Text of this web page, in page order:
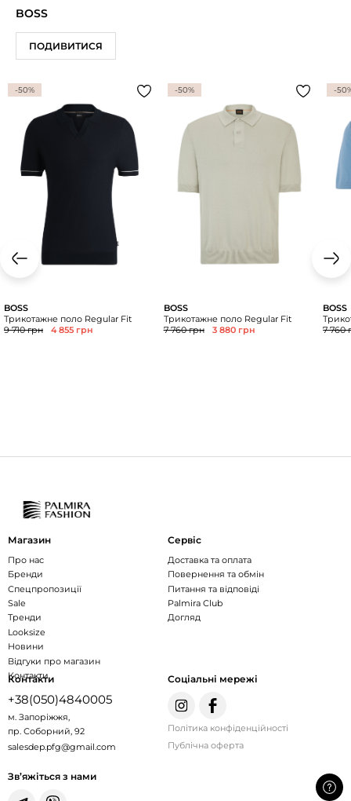
BOSS
ПОДИВИТИСЯ
-50%
BOSS
Трикотажне поло Regular Fit
9 710 грн
4 855 грн
-50%
BOSS
Трикотажне поло Regular Fit
7 760 грн
3 880 грн
-
BOSS
7 760
Магазин
Про нас
Бренди
Спецпропозиції
Sale
Тренди
Looksize
Новини
Відгуки про магазин
Контакти
Сервіс
Доставка та оплата
Повернення та обмін
Питання та відповіді
Palmira Club
Догляд
Контакти
+38(050)4840005
м. Запоріжжя,
пр. Соборний, 92
salesdep.pfg@gmail.com
Зв’яжіться з нами
Соціальні мережі
Політика конфіденційності
Публічна оферта